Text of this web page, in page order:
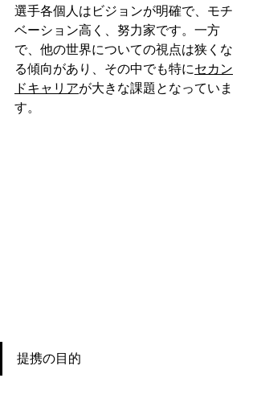
選手各個人はビジョンが明確で、モチ
ベーション高く、努力家です。一方
で、他の世界についての視点は狭くな
る傾向があり、その中でも特にセカン
ドキャリアが大きな課題となっていま
す。
提携の目的